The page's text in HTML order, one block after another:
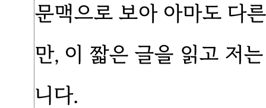
문맥으로 보아 아마도 다
만, 이 짧은 글을 읽고 저
니다.